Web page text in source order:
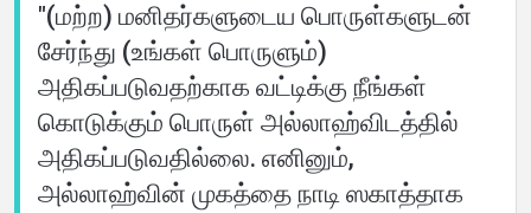
"(மற்ற) மனிதர்களுடைய பொருள்களுடன்
சேர்ந்து (உங்கள் பொருளும்)
அதிகப்படுவதற்காக வட்டிக்கு நீங்கள்
கொடுக்கும் பொருள் அல்லாஹ்விடத்தில்
அதிகப்படுவதில்லை. எனினும்,
அல்லாஹ்வின் முகத்தை நாடி ஸகாத்தாக